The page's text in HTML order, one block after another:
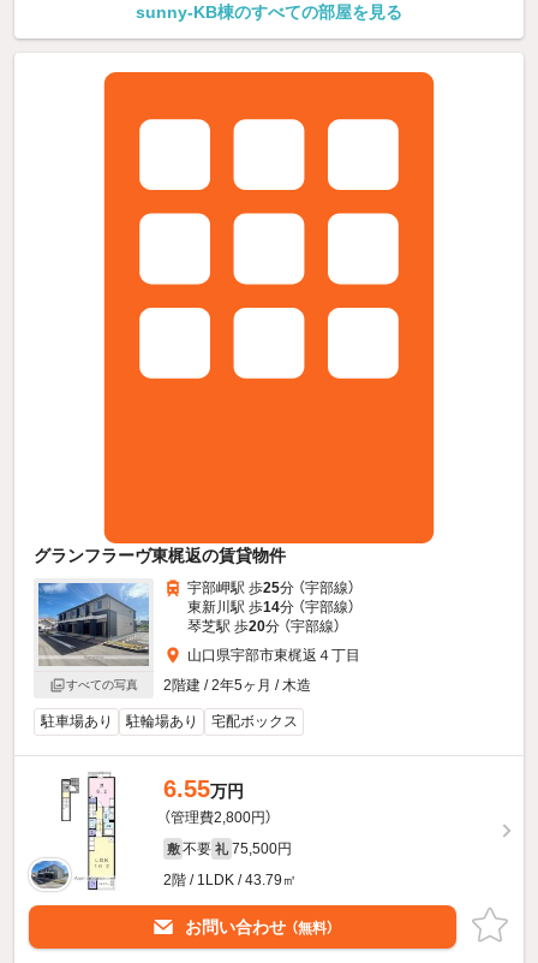
sunny-KB棟のすべての部屋を見る
グランフラーヴ東梶返の賃貸物件
すべての写真
宇部岬駅 歩25分 （宇部線）
東新川駅 歩14分 （宇部線）
琴芝駅 歩20分 （宇部線）
山口県宇部市東梶返４丁目
2階建 / 2年5ヶ月 / 木造
駐車場あり 駐輪場あり 宅配ボックス
6.55万円
（管理費2,800円）
敷 不要 礼 75,500円
2階 / 1LDK / 43.79㎡
お問い合わせ （無料）